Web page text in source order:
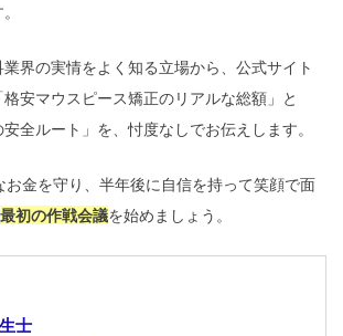
界の実情をよく知る立場から、公式サイト
安マウスピース矯正のリアルな総額」と
安全ルート」を、忖度なしでお伝えします。
お金を守り、半年後に自信を持って笑顔で面
最初の作戦会議を始めましょう。
士